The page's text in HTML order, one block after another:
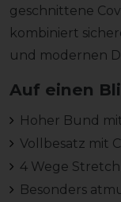
geschnittene
kombiniert
und modernen
Auf einen
Hoher Bund
Vollbesatz mit
4 Wege Stretch
Besonders